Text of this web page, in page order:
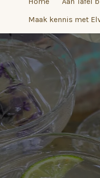
Maak kennis met